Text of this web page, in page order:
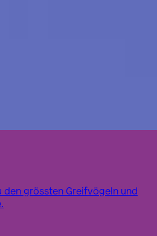
den grössten Greifvögeln und